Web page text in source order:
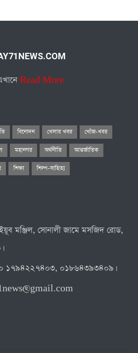
Read More
বিনোদন খেলার খবর খোঁজ-খবর
মহানগর অর্থনীতি আন্তর্জাতিক
শিক্ষা শিল্প-সাহিত্য
মঞ্জিল, সোনালী জামে মসজিদ রোড,
১৭৯৪২২৭৪০৩, ০১৮৬৪৩৯৩৪০৯।